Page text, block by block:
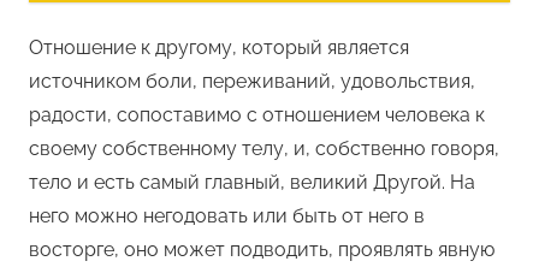
Отношение к другому, который является
источником боли, переживаний, удовольствия,
радости, сопоставимо с отношением человека к
своему собственному телу, и, собственно говоря,
тело и есть самый главный, великий Другой. На
него можно негодовать или быть от него в
восторге, оно может подводить, проявлять явную